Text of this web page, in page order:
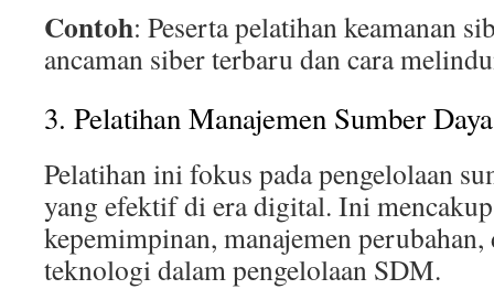
Contoh: Peserta pelatihan keamanan
ancaman siber terbaru dan cara
3. Pelatihan Manajemen Sumber
Pelatihan ini fokus pada pengelolaan
yang efektif di era digital. Ini
kepemimpinan, manajemen perubahan,
teknologi dalam pengelolaan SDM.